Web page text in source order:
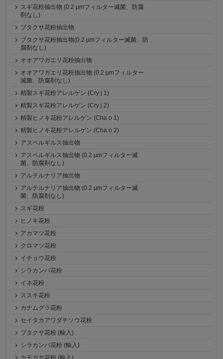
スギ花粉抽出物 (0.2 µmフィルター滅菌、防腐
剤なし)
ブタクサ花粉抽出物
ブタクサ花粉抽出物(0.2 µmフィルター滅菌、防
腐剤なし)
オオアワガエリ花粉抽出物
オオアワガエリ花粉抽出物 (0.2 µmフィルター
滅菌、防腐剤なし)
精製スギ花粉アレルゲン (Cry j 1)
精製スギ花粉アレルゲン (Cry j 2)
精製ヒノキ花粉アレルゲン (Cha o 1)
精製ヒノキ花粉アレルゲン (Cha o 2)
アスペルギルス抽出物
アスペルギルス抽出物 (0.2 µmフィルター滅
菌、防腐剤なし)
アルテルナリア抽出物
アルテルナリア抽出物 (0.2 µmフィルター滅
菌、防腐剤なし)
スギ花粉
ヒノキ花粉
アカマツ花粉
クロマツ花粉
イチョウ花粉
シラカンバ花粉
イネ花粉
ススキ花粉
カナムグラ花粉
セイタカアワダチソウ花粉
ブタクサ花粉 (輸入)
シラカンバ花粉 (輸入)
カモガヤ花粉 (輸入)